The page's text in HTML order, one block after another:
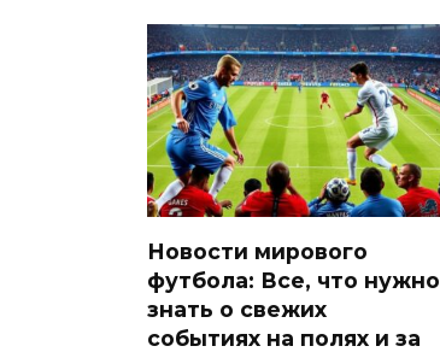
Новости мирового
футбола: Все, что нужно
знать о свежих
событиях на полях и за